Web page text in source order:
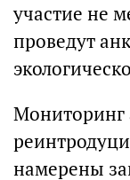
участие не
проведут
Мониторинг
намерены